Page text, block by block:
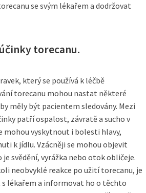
se svým lékařem a dodržovat
torecanu.
který se používá k léčbě
torecanu mohou nastat některé
měly být pacientem sledovány. Mezi
patří ospalost, závratě a sucho v
mohou vyskytnout i bolesti hlavy,
k jídlu. Vzácněji se mohou objevit
svědění, vyrážka nebo otok obličeje.
neobvyklé reakce po užití torecanu, je
lékařem a informovat ho o těchto